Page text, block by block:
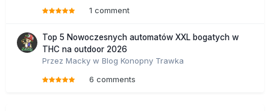
1 comment
Top 5 Nowoczesnych automatów XXL bogatych w
THC na outdoor 2026
Przez Macky w Blog Konopny Trawka
6 comments